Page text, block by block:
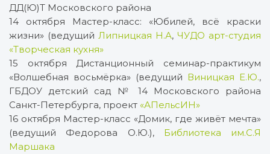
ДД(Ю)Т Московского района
14 октября Мастер-класс: «Юбилей, всё краски
жизни» (ведущий Липницкая Н.А, ЧУДО арт-студия
«Творческая кухня»
15 октября Дистанционный семинар-практикум
«Волшебная восьмёрка» (ведущий Виницкая Е.Ю.,
ГБДОУ детский сад № 14 Московского района
Санкт-Петербурга, проект «АПельсИН»
16 октября Мастер-класс «Домик, где живёт мечта»
(ведущий Федорова О.Ю.), Библиотека им.С.Я
Маршака